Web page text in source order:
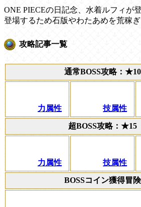
ONE PIECEの日記念、水着ルフィが
登場するため石版やわたあめを荒稼ぎ
攻略記事一覧
通常BOSS攻略：★10
力属性 技属性
超BOSS攻略：★15
力属性 技属性
BOSSコイン獲得冒険